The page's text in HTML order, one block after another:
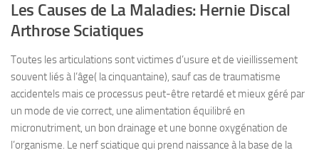
Les Causes de La Maladies: Hernie Discal
Arthrose Sciatiques
Toutes les articulations sont victimes d’usure et de vieillissement
souvent liés à l’âge( la cinquantaine), sauf cas de traumatisme
accidentels mais ce processus peut-être retardé et mieux géré par
un mode de vie correct, une alimentation équilibré en
micronutriment, un bon drainage et une bonne oxygénation de
l’organisme. Le nerf sciatique qui prend naissance à la base de la